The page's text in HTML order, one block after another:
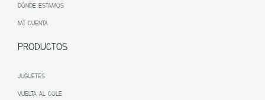
DÓNDE ESTAMOS
MI CUENTA
PRODUCTOS
JUGUETES
VUELTA AL COLE